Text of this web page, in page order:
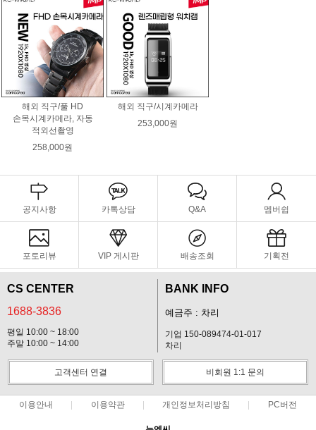
해외 직구/풀 HD
손목시계카메라, 자동
적외선촬영
258,000원
해외 직구/시계카메라
253,000원
공지사항 카톡상담 Q&A 멤버쉽
포토리뷰 VIP 게시판 배송조회 기획전
CS CENTER
1688-3836
평일 10:00 ~ 18:00
주말 10:00 ~ 14:00
BANK INFO
예금주 : 차리
기업 150-089474-01-017
차리
고객센터 연결 비회원 1:1 문의
이용안내 이용약관 개인정보처리방침 PC버전